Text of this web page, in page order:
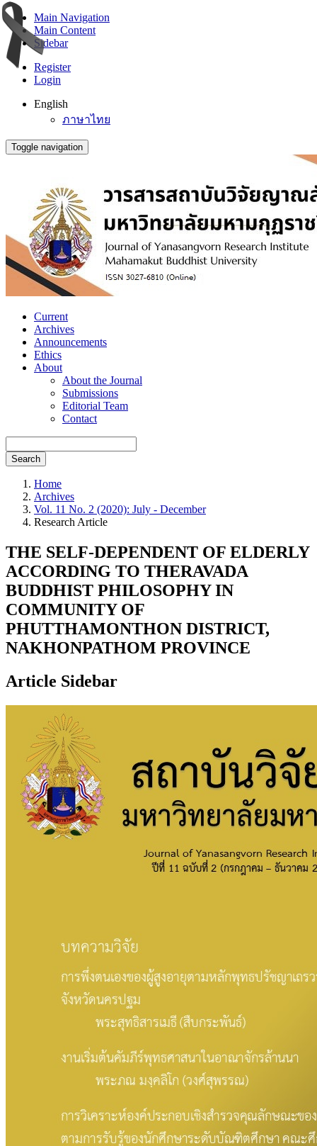
Main Navigation
Main Content
Sidebar
Register
Login
English
ภาษาไทย
Toggle navigation
Current
Archives
Announcements
Ethics
About
About the Journal
Submissions
Editorial Team
Contact
Search
Home
Archives
Vol. 11 No. 2 (2020): July - December
Research Article
THE SELF-DEPENDENT OF ELDERLY
ACCORDING TO THERAVADA
BUDDHIST PHILOSOPHY IN
COMMUNITY OF
PHUTTHAMONTHON DISTRICT,
NAKHONPATHOM PROVINCE
Article Sidebar